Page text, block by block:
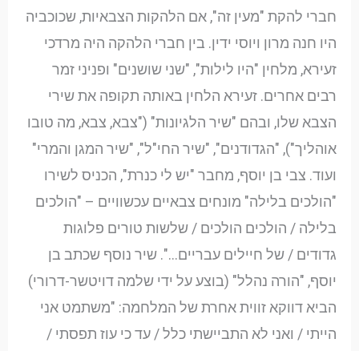
חברי להקת "מעין זה", אם הלהקות הצבאיות, שכוכביה
היו חנה מרון ויוסי ידין. בין חברי הלהקה היה מרדכי
זעירא, מלחין "היו לילות", "שני שושנים" ופניני זמר
רבים אחרים. זעירא הלחין באותה תקופה את שירי
הצבא שלו, ובהם "שיר הלגיונות" ("צבא, צבא, מה טובו
אוהליך"), "הגדודנים", "שיר החי"ל", "שיר המגן והמרי"
ועוד. צבי בן יוסף, מחבר "יש לי כנרת", הכניס לשירו
"הולכים בלילה" מונחים צבאיים עכשוויים – "הולכים
בלילה / הולכים הולכים / שלשות טורים פלוגות
גדודים / של חיילים עבריים…". שיר נוסף שכתב בן
יוסף, "הורה נהלל" (בוצע על ידי שלמה דויטשר-דרורי)
הביא דווקא זווית אחרת של המלחמה: "משתמט אני
הייתי / ואני לא התביישתי כלל / עד כי עוז תפסתי /